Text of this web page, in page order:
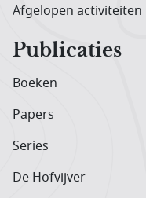
Afgelopen activiteiten
Publicaties
Boeken
Papers
Series
De Hofvijver